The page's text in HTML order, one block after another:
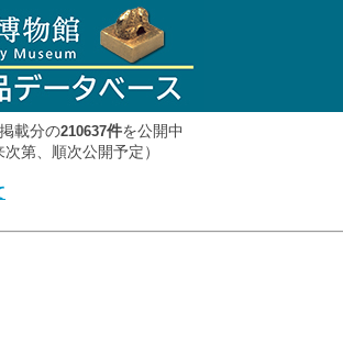
載分の210637件を公開中
次第、順次公開予定）